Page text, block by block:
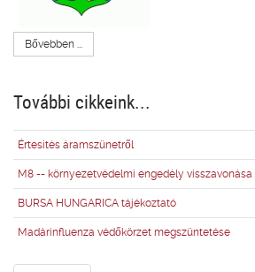
Bővebben ...
További cikkeink...
Értesítés áramszünetről
M8 -- környezetvédelmi engedély visszavonása
BURSA HUNGARICA tájékoztató
Madárinfluenza védőkörzet megszüntetése